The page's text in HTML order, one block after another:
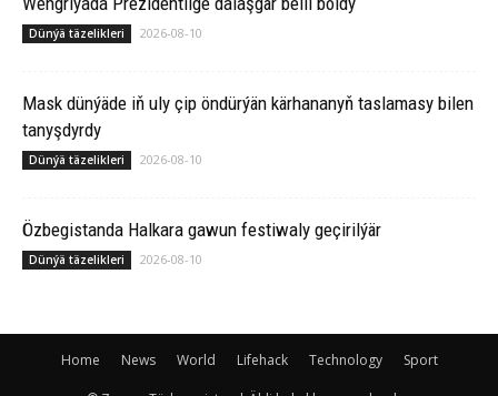
Dünýä täzelikleri 2026-08-10
Mask dünýäde iň uly çip öndürýän kärhananyň taslamasy bilen
tanyşdyrdy
Dünýä täzelikleri 2026-08-10
Özbegistanda Halkara gawun festiwaly geçirilýär
Dünýä täzelikleri 2026-08-10
Home News World Lifehack Technology Sport